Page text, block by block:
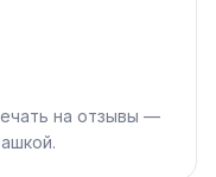
на отзывы —